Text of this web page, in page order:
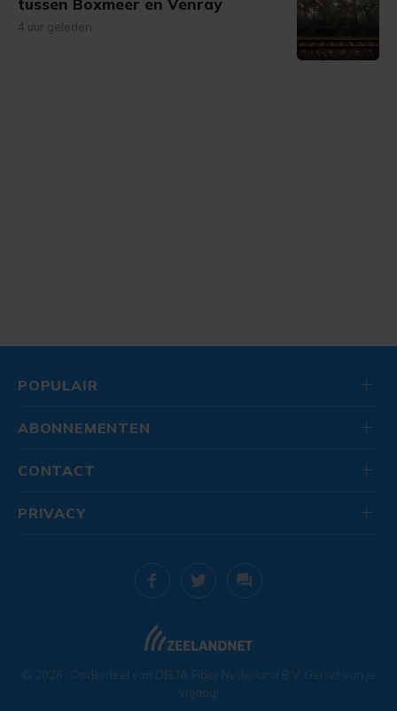
tussen Boxmeer en Venray
4 uur geleden
POPULAIR
ABONNEMENTEN
CONTACT
© 2026 . Onderdeel van DELTA Fiber Nederland B.V. Geniet van je
vrijdag!
PRIVACY